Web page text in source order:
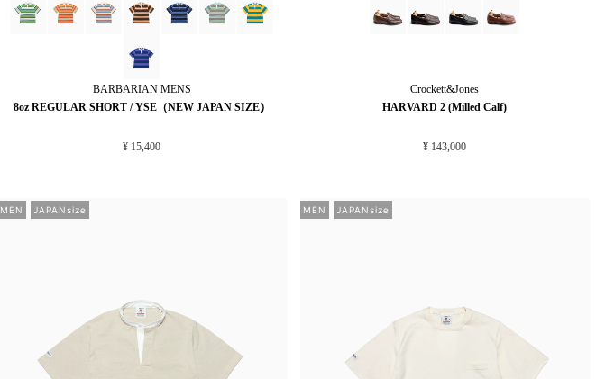
BARBARIANMENS
8oz REGULAR SHORT / YSE（NEW JAPAN SIZE）
¥ 15,400
Crockett&Jones
HARVARD 2 (Milled Calf)
¥ 143,000
MEN JAPANsize MEN JAPANsize